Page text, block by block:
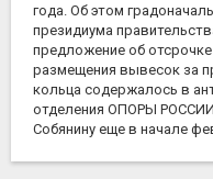
года. Об этом
президиума
предложение об
размещения вывесок за
кольца содержалось в
отделения ОПОРЫ
Собянину еще в начале